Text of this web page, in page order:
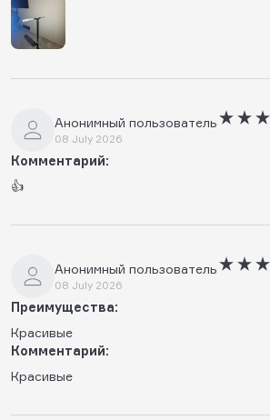
Анонимный пользователь
08 July 2026
Комментарий:
👍
Анонимный пользователь
08 July 2026
Преимущества:
Красивые
Комментарий:
Красивые